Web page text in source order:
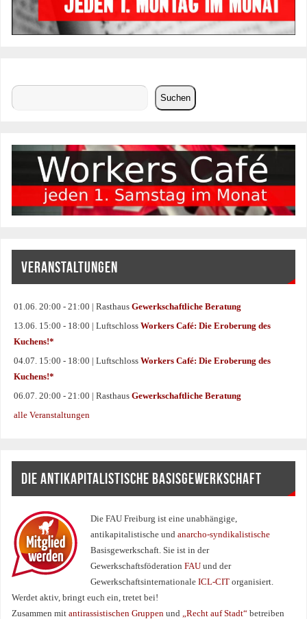
Suchen
VERANSTALTUNGEN
01.06. 20:00 - 21:00 | RasthausGewerkschaftliche Beratung
13.06. 15:00 - 18:00 | LuftschlossWorkers Café: Die Eroberung des
Kuchens!*
04.07. 15:00 - 18:00 | LuftschlossWorkers Café: Die Eroberung des
Kuchens!*
06.07. 20:00 - 21:00 | RasthausGewerkschaftliche Beratung
alle Veranstaltungen
DIE ANTIKAPITALISTISCHE BASISGEWERKSCHAFT
Die FAU Freiburg ist eine un­abhängige,
antikapitalistische undanarcho-syndikalistische
Basisgewerkschaft. Sie ist in der
GewerkschaftsföderationFAUund der
Gewerkschaftsinternationale ICL-CITorganisiert.
Werdet aktiv, bringt euch ein, tretet bei!
Zusammen mitantirassistischen Gruppenund „Recht auf Stadt“betreiben